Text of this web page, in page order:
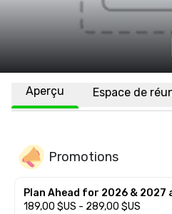
Aperçu Espace de
Promotions
Plan Ahead for 2026 & 2027
189,00 $US - 289,00 $US